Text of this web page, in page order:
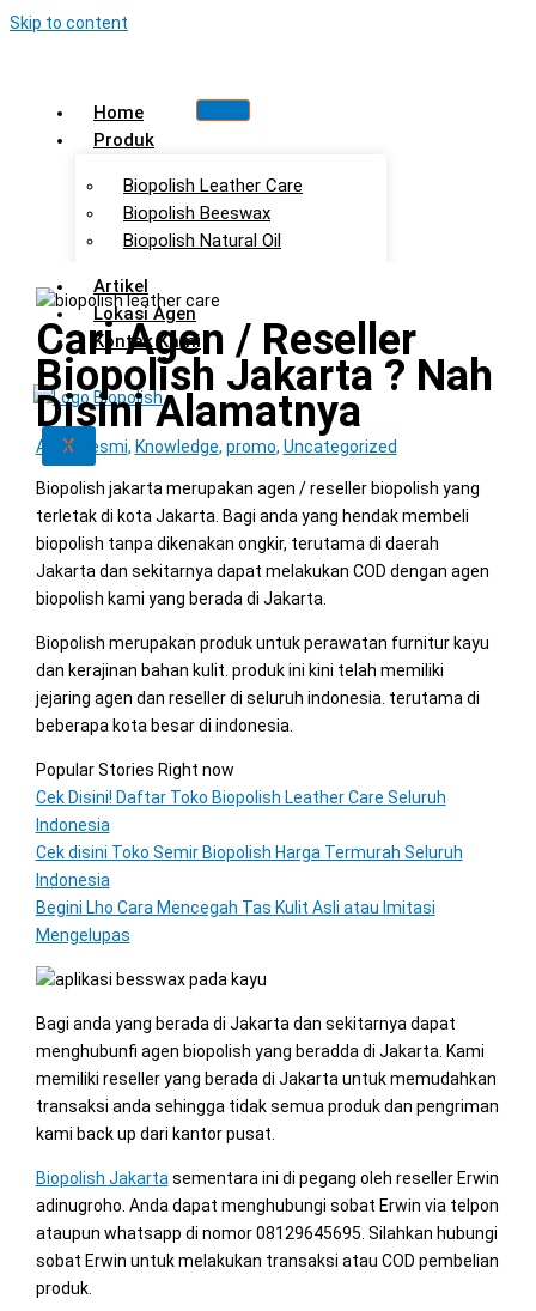
Skip to content
Home
Produk
Biopolish Leather Care
Biopolish Beeswax
Biopolish Natural Oil
Artikel
Lokasi Agen
Kontak Kami
X
Cari Agen / Reseller
Biopolish Jakarta ? Nah
Disini Alamatnya
Agen Resmi, Knowledge, promo, Uncategorized
Biopolish jakarta merupakan agen / reseller biopolish yang
terletak di kota Jakarta. Bagi anda yang hendak membeli
biopolish tanpa dikenakan ongkir, terutama di daerah
Jakarta dan sekitarnya dapat melakukan COD dengan agen
biopolish kami yang berada di Jakarta.
Biopolish merupakan produk untuk perawatan furnitur kayu
dan kerajinan bahan kulit. produk ini kini telah memiliki
jejaring agen dan reseller di seluruh indonesia. terutama di
beberapa kota besar di indonesia.
Popular Stories Right now
Cek Disini! Daftar Toko Biopolish Leather Care Seluruh
Indonesia
Cek disini Toko Semir Biopolish Harga Termurah Seluruh
Indonesia
Begini Lho Cara Mencegah Tas Kulit Asli atau Imitasi
Mengelupas
Bagi anda yang berada di Jakarta dan sekitarnya dapat
menghubunfi agen biopolish yang beradda di Jakarta. Kami
memiliki reseller yang berada di Jakarta untuk memudahkan
transaksi anda sehingga tidak semua produk dan pengriman
kami back up dari kantor pusat.
Biopolish Jakarta sementara ini di pegang oleh reseller Erwin
adinugroho. Anda dapat menghubungi sobat Erwin via telpon
ataupun whatsapp di nomor 08129645695. Silahkan hubungi
sobat Erwin untuk melakukan transaksi atau COD pembelian
produk.